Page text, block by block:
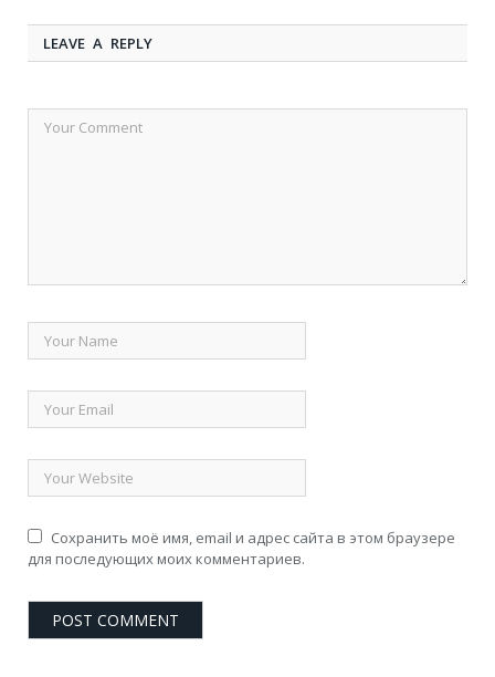
LEAVE A REPLY
Сохранить моё имя, email и адрес сайта в этом браузере
для последующих моих комментариев.